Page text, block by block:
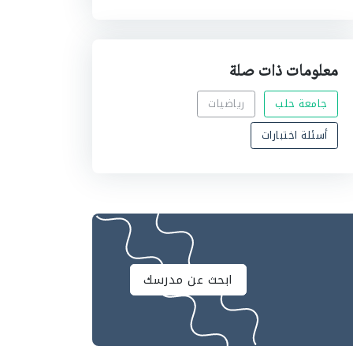
معلومات ذات صلة
جامعة حلب
رياضيات
أسئلة اختبارات
ابحث عن مدرسك